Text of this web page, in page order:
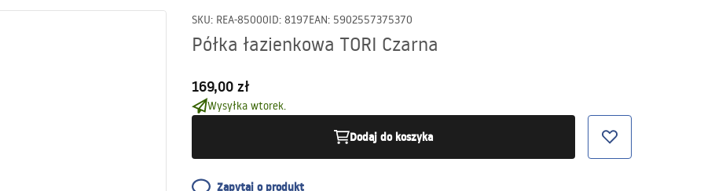
SKU: REA-85000ID: 8197EAN: 5902557375370
Półka łazienkowa TORI Czarna
169,00 zł
Wysyłka wtorek.
Dodaj do koszyka
Zapytaj o produkt